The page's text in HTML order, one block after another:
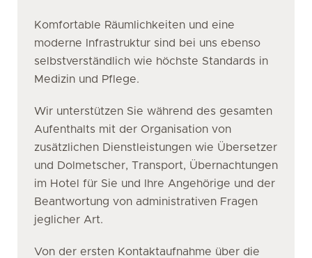
Komfortable Räumlichkeiten und eine
moderne Infrastruktur sind bei uns ebenso
selbstverständlich wie höchste Standards in
Medizin und Pflege.
Wir unterstützen Sie während des gesamten
Aufenthalts mit der Organisation von
zusätzlichen Dienstleistungen wie Übersetzer
und Dolmetscher, Transport, Übernachtungen
im Hotel für Sie und Ihre Angehörige und der
Beantwortung von administrativen Fragen
jeglicher Art.
Von der ersten Kontaktaufnahme über die